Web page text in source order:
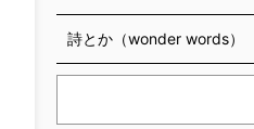
詩とか（wonder words）